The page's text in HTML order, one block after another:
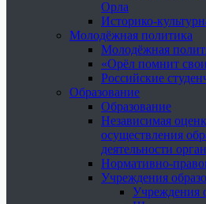
Орла
Историко-
Молодёжная политика
Молодёжная
«Орёл помнит
Российские
Образование
Образование
Независимая
осуществления
деятельности
Нормативно-
Учреждения
Учреждения